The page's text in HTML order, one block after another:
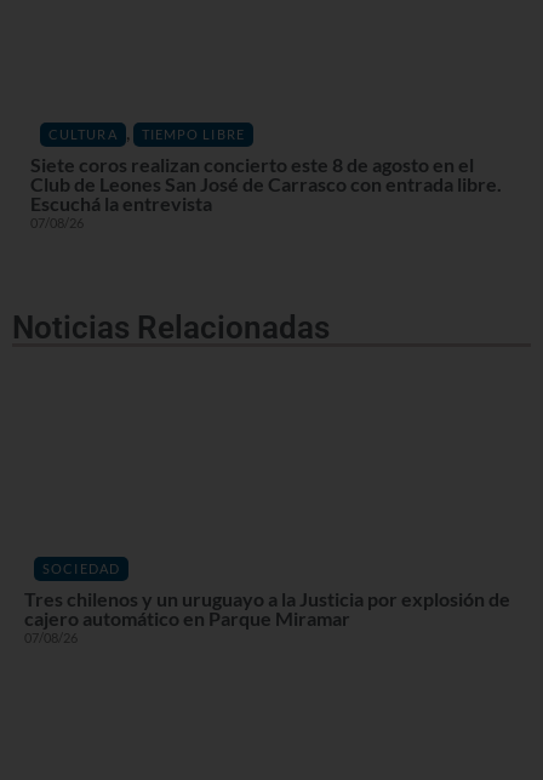
CULTURA , TIEMPO LIBRE
Siete coros realizan concierto este 8 de agosto en el
Club de Leones San José de Carrasco con entrada libre.
Escuchá la entrevista
07/08/26
Noticias Relacionadas
SOCIEDAD
Tres chilenos y un uruguayo a la Justicia por explosión de
cajero automático en Parque Miramar
07/08/26